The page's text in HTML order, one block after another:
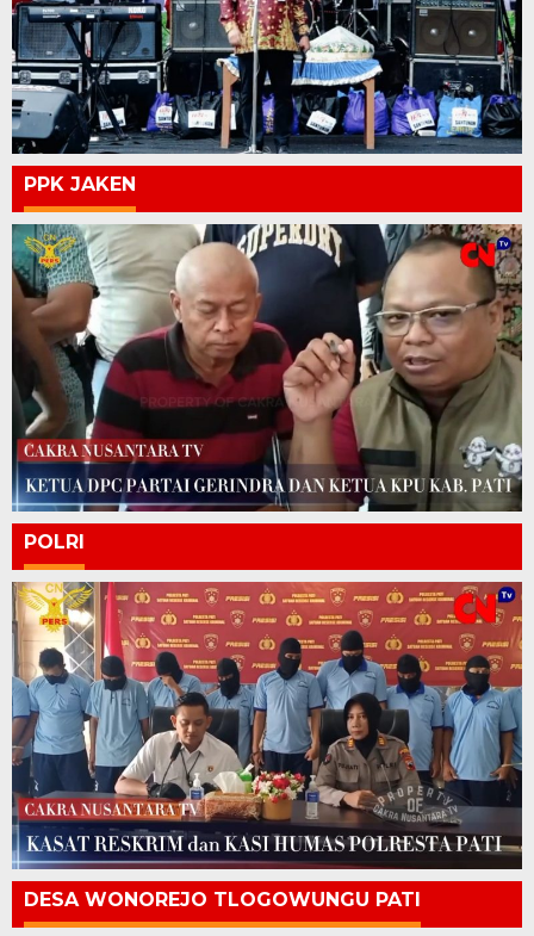
PPK JAKEN
POLRI
DESA WONOREJO TLOGOWUNGU PATI